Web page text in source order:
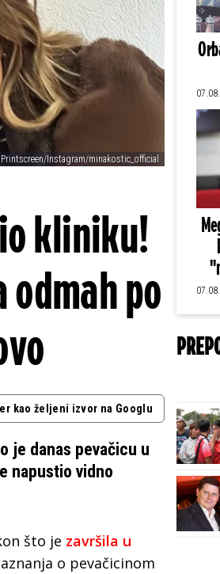
Printscreen/Instagram/minakostic_official
kliniku!
po
kao željeni izvor na Googlu
je danas pevačicu u
napustio vidno
što je završila u
o pevačicinom